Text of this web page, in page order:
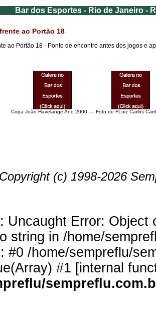
Bar dos Esportes - Rio de Janeiro -
ao Portão 18
ao Portão 18 - Ponto de encontro antes dos jogos e
Copa João Havelange Ano 2000 --- Foto de FLuiz Carlos
Copyright (c) 1998-2026
: Uncaught Error: Object
string in /home/
#0 /home/sempreflu/
#1 [internal